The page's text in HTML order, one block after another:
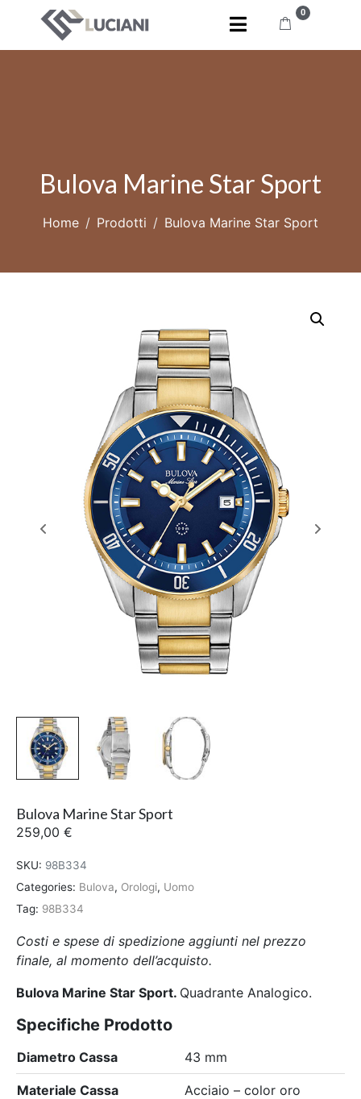
0
Bulova Marine Star Sport
Home Prodotti Bulova Marine Star Sport
Bulova Marine Star Sport
259,00 €
SKU: 98B334
Categories: Bulova, Orologi, Uomo
Tag: 98B334
Costi e spese di spedizione aggiunti nel prezzo
finale, al momento dell’acquisto.
Bulova Marine Star Sport. Quadrante Analogico.
Specifiche Prodotto
Diametro Cassa 43 mm
Materiale Cassa Acciaio – color oro